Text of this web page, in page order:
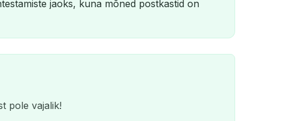
jaoks, kuna mõned postkastid on
pole vajalik!